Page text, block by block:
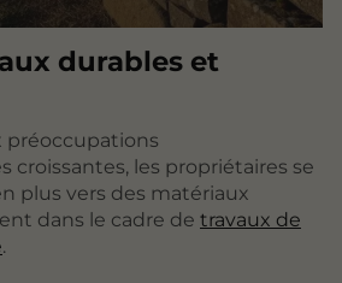
durables et
préoccupations
croissantes, les propriétaires se
plus vers des matériaux
dans le cadre de travaux de
.